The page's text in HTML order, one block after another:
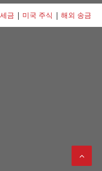
금 | 미국 주식 | 해외 송금